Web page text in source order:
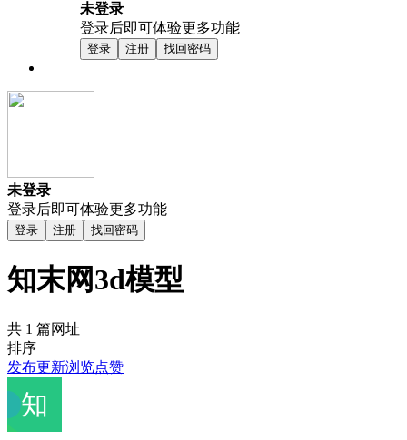
未登录
登录后即可体验更多功能
登录 注册 找回密码
未登录
登录后即可体验更多功能
登录 注册 找回密码
知末网3d模型
共 1 篇网址
排序
发布更新浏览点赞